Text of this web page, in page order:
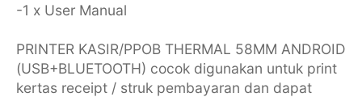
-1 x User Manual
PRINTER KASIR/PPOB THERMAL 58MM ANDROID
(USB+BLUETOOTH) cocok digunakan untuk print
kertas receipt / struk pembayaran dan dapat